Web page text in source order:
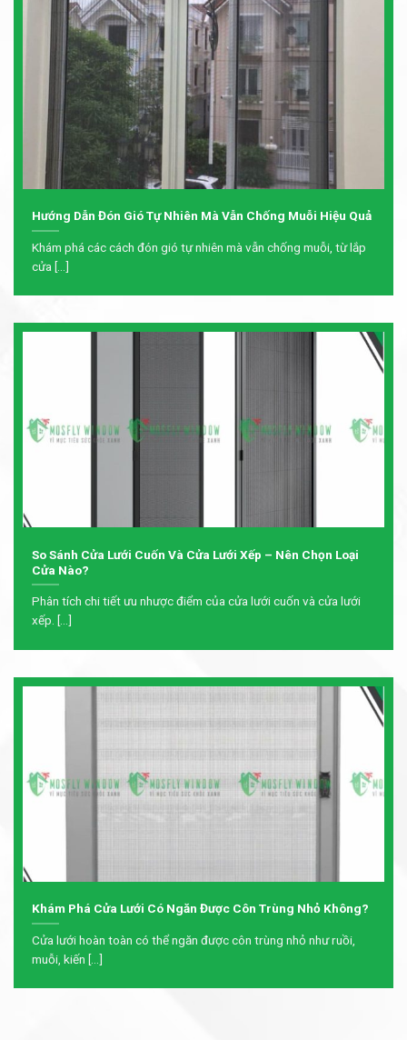
Hướng Dẫn Đón Gió Tự Nhiên Mà Vẫn Chống Muỗi Hiệu Quả
Khám phá các cách đón gió tự nhiên mà vẫn chống muỗi, từ lắp
cửa [...]
So Sánh Cửa Lưới Cuốn Và Cửa Lưới Xếp – Nên Chọn Loại
Cửa Nào?
Phân tích chi tiết ưu nhược điểm của cửa lưới cuốn và cửa lưới
xếp. [...]
Khám Phá Cửa Lưới Có Ngăn Được Côn Trùng Nhỏ Không?
Cửa lưới hoàn toàn có thể ngăn được côn trùng nhỏ như ruồi,
muỗi, kiến [...]